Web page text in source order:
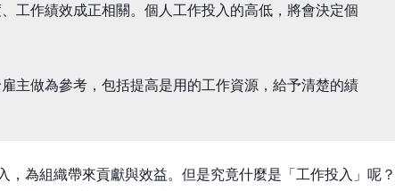
工作績效成正相關。個人工作投入的高低，將會決定個
主做為參考，包括提高是用的工作資源，給予清楚的績
，為組織帶來貢獻與效益。但是究竟什麼是「工作投入」呢？